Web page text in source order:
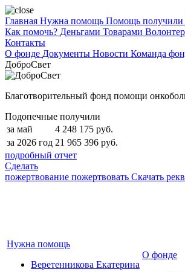
Главная Нужна помощь Помощь получили
Как помочь? Деньгами Товарами
Контакты
О фонде Документы Новости Команда
ДоброСвет
Благотворительный фонд помощи
Подопечные получили
за май
4 248 175 руб.
за 2026 год 21 965 396 руб.
подробный отчет
Сделать
пожертвование пожертвовать Скачать
Нужна помощь
Веретенникова Екатерина
О фонде